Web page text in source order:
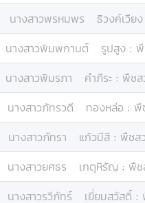
นางสาวพรหมพร ธิวงค์เวียง
นางสาวพิมพกานต์ รูปสูง :
นางสาวพิมรภา คำภีระ : พืชส
นางสาวภัทรวดี ทองหล่อ : พื
นางสาวภัทรา แก้วมีสี : พืชส
นางสาวยศธร เกตุหิรัญ : พืช
นางสาวรวีภัทร์ เยี่ยมสวัสดิ์ :